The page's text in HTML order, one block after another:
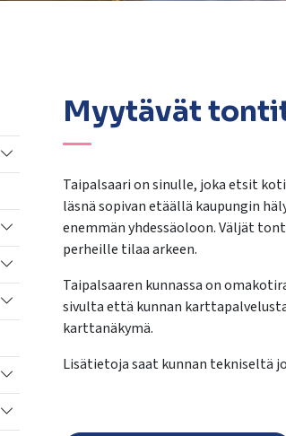
Vaihda alasvetovalikkoa
Vaihda alasvetovalikkoa
Vaihda alasvetovalikkoa
Vaihda alasvetovalikkoa
Vaihda alasvetovalikkoa
Vaihda alasvetovalikkoa
Myytävät
Taipalsaari on sinulle, joka etsit
läsnä sopivan etäällä kaupungin
enemmän yhdessäoloon. Väljät
perheille tilaa arkeen.
Taipalsaaren kunnassa on
sivulta että kunnan
karttanäkymä.
Lisätietoja saat kunnan tekniseltä